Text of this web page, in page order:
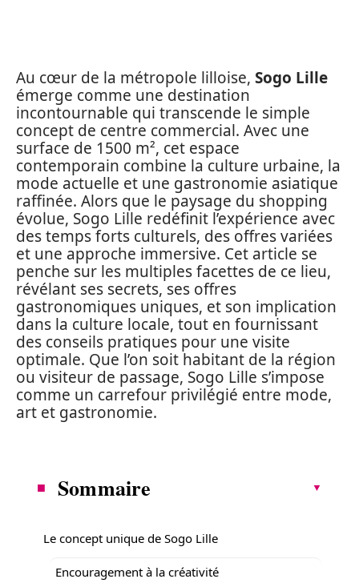
Au cœur de la métropole lilloise, Sogo Lille
émerge comme une destination
incontournable qui transcende le simple
concept de centre commercial. Avec une
surface de 1500 m², cet espace
contemporain combine la culture urbaine, la
mode actuelle et une gastronomie asiatique
raffinée. Alors que le paysage du shopping
évolue, Sogo Lille redéfinit l’expérience avec
des temps forts culturels, des offres variées
et une approche immersive. Cet article se
penche sur les multiples facettes de ce lieu,
révélant ses secrets, ses offres
gastronomiques uniques, et son implication
dans la culture locale, tout en fournissant
des conseils pratiques pour une visite
optimale. Que l’on soit habitant de la région
ou visiteur de passage, Sogo Lille s’impose
comme un carrefour privilégié entre mode,
art et gastronomie.
Sommaire
Le concept unique de Sogo Lille
Encouragement à la créativité